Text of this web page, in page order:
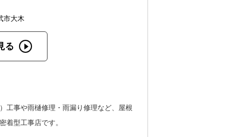
市大木
る
工事や雨樋修理・雨漏り修理など、屋根
着型工事店です。